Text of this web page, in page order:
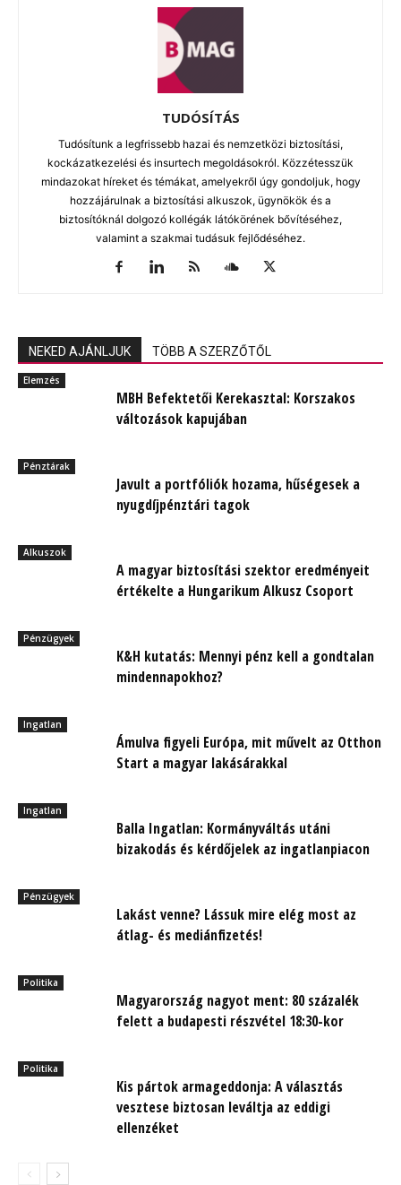
TUDÓSÍTÁS
Tudósítunk a legfrissebb hazai és nemzetközi biztosítási,
kockázatkezelési és insurtech megoldásokról. Közzétesszük
mindazokat híreket és témákat, amelyekről úgy gondoljuk, hogy
hozzájárulnak a biztosítási alkuszok, ügynökök és a
biztosítóknál dolgozó kollégák látókörének bővítéséhez,
valamint a szakmai tudásuk fejlődéséhez.
NEKED AJÁNLJUK TÖBB A SZERZŐTŐL
Elemzés
MBH Befektetői Kerekasztal: Korszakos
változások kapujában
Pénztárak
Javult a portfóliók hozama, hűségesek a
nyugdíjpénztári tagok
Alkuszok
A magyar biztosítási szektor eredményeit
értékelte a Hungarikum Alkusz Csoport
Pénzügyek
K&H kutatás: Mennyi pénz kell a gondtalan
mindennapokhoz?
Ingatlan
Ámulva figyeli Európa, mit művelt az Otthon
Start a magyar lakásárakkal
Ingatlan
Balla Ingatlan: Kormányváltás utáni
bizakodás és kérdőjelek az ingatlanpiacon
Pénzügyek
Lakást venne? Lássuk mire elég most az
átlag- és mediánfizetés!
Politika
Magyarország nagyot ment: 80 százalék
felett a budapesti részvétel 18:30-kor
Politika
Kis pártok armageddonja: A választás
vesztese biztosan leváltja az eddigi
ellenzéket